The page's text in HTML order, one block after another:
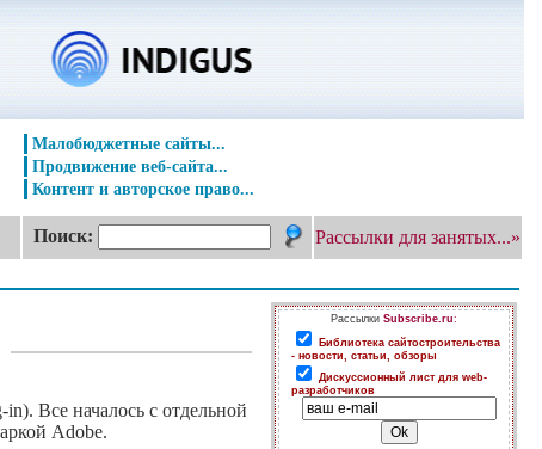
Малобюджетные сайты...
Продвижение веб-сайта...
Контент и авторское право...
Поиск: Рассылки для занятых...»
Все началось с отдельной
Adobe.
Рассылки Subscribe.ru:
Библиотека сайтостроительства
- новости, статьи, обзоры
Дискуссионный лист для web-
разработчиков